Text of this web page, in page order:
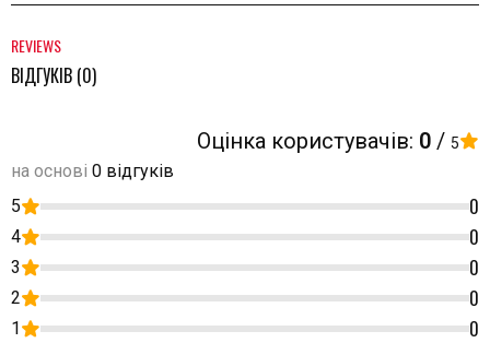
REVIEWS
ВІДГУКІВ (0)
Оцінка користувачів: 0 / 5
на основі 0 відгуків
5
0
4 0
3 0
2 0
1 0